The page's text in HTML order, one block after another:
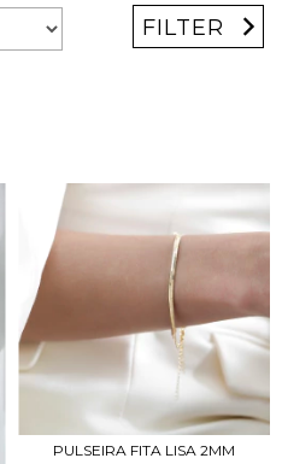
FILTER
PULSEIRA FITA LISA 2MM